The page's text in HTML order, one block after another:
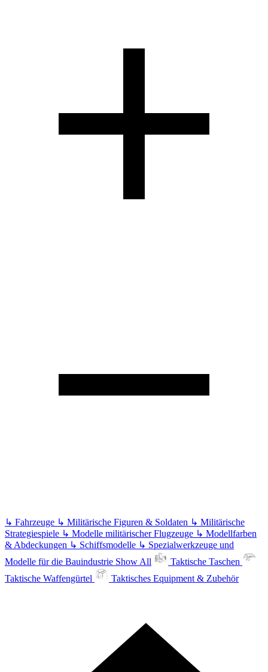
↳ Fahrzeuge ↳ Militärische Figuren & Soldaten ↳ Militärische
Strategiespiele ↳ Modelle militärischer Flugzeuge ↳ Modellfarben
& Abdeckungen ↳ Schiffsmodelle ↳ Spezialwerkzeuge und
Modelle für die Bauindustrie Show All
Taktische Taschen
Taktische Waffengürtel
Taktisches Equipment & Zubehör